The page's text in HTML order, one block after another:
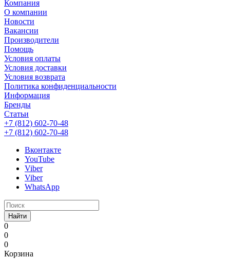
Компания
О компании
Новости
Вакансии
Производители
Помощь
Условия оплаты
Условия доставки
Условия возврата
Политика конфиденциальности
Информация
Бренды
Статьи
+7 (812) 602-70-48
+7 (812) 602-70-48
Вконтакте
YouTube
Viber
Viber
WhatsApp
Найти
0
0
0
Корзина